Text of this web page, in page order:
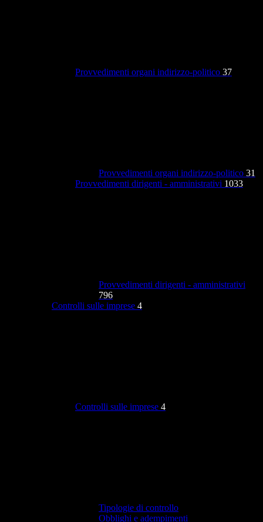
Provvedimenti organi indirizzo-politico 37
Provvedimenti organi indirizzo-politico 31
Provvedimenti dirigenti - amministrativi 1033
Provvedimenti dirigenti - amministrativi
796
Controlli sulle imprese 4
Controlli sulle imprese 4
Tipologie di controllo
Obblighi e adempimenti